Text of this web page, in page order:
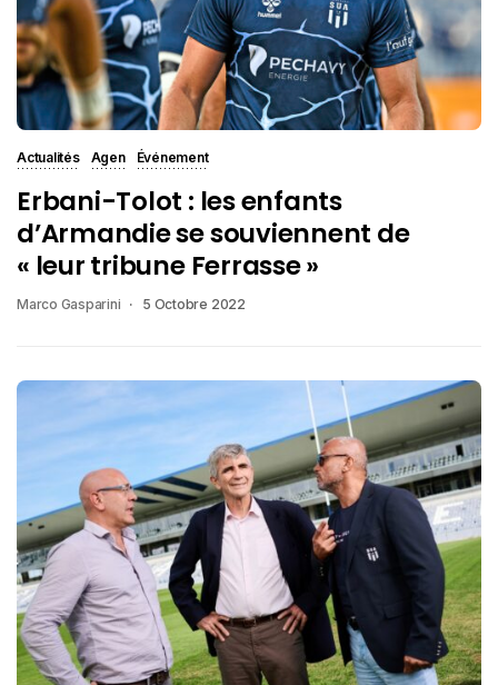
Actualités Agen Événement
Erbani-Tolot : les enfants
d’Armandie se souviennent de
« leur tribune Ferrasse »
Marco Gasparini 5 Octobre 2022